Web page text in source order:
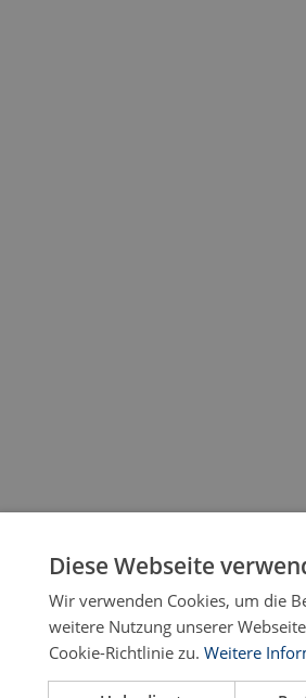
Diese Webseite
Wir verwenden Cookies, um die
weitere Nutzung unserer
Cookie-Richtlinie zu. Weitere